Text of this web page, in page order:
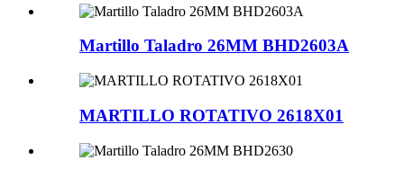
Martillo Taladro 26MM BHD2603A
MARTILLO ROTATIVO 2618X01